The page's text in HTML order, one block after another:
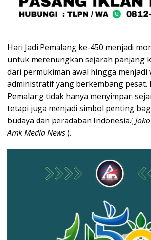
Hari Jadi Pemalang ke-450 menjadi
untuk merenungkan sejarah panjang
dari permukiman awal hingga menjadi
administratif yang berkembang pesat.
Pemalang tidak hanya menyimpan
tetapi juga menjadi simbol penting
budaya dan peradaban Indonesia.(
Amk Media News).